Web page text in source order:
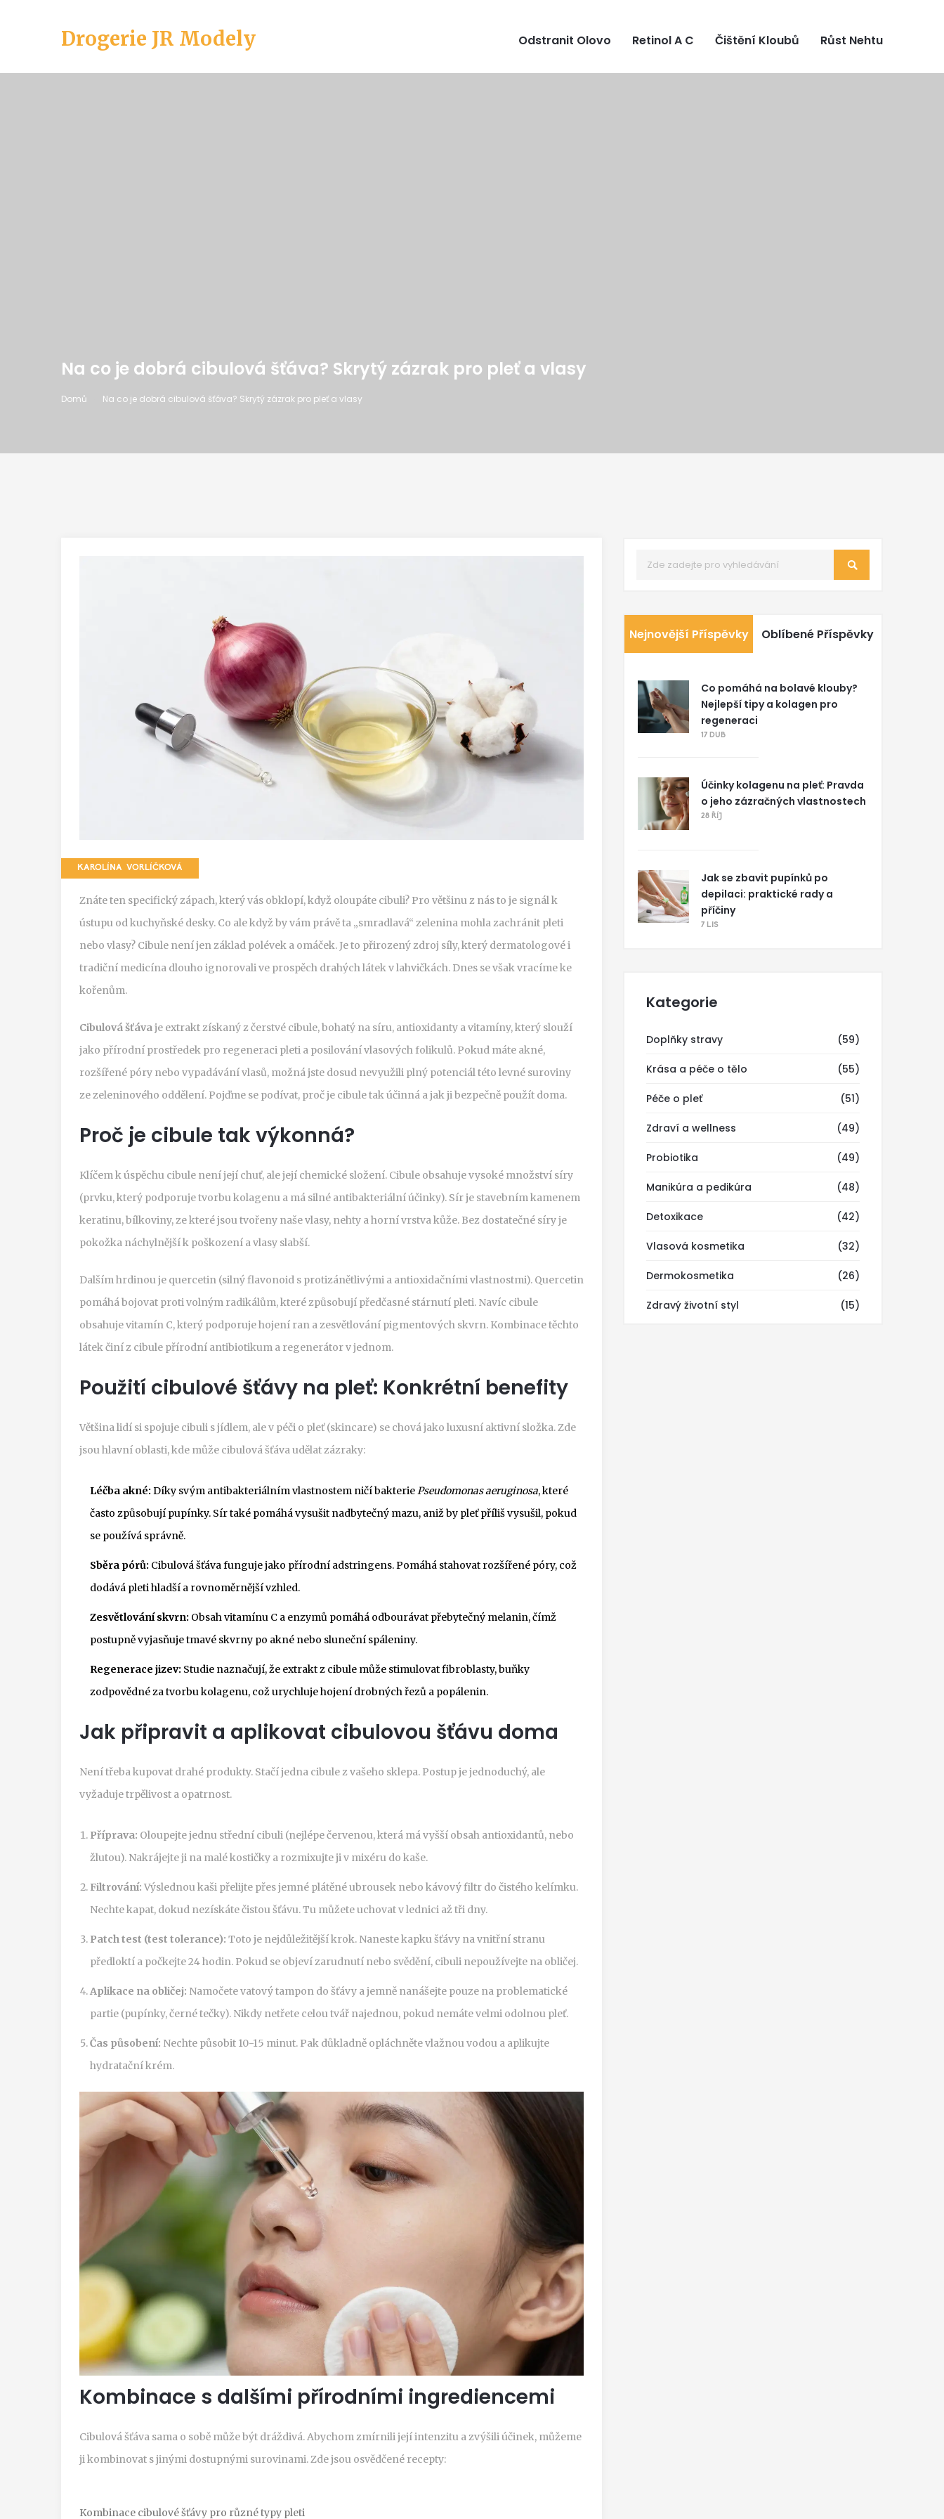
Drogerie JR Modely Odstranit Olovo Retinol A C Čištění Kloubů Růst Nehtu
Na co je dobrá cibulová šťáva? Skrytý zázrak pro pleť a vlasy
Domů Na co je dobrá cibulová šťáva? Skrytý zázrak pro pleť a vlasy
KAROLÍNA VORLÍČKOVÁ
Znáte ten specifický zápach, který vás obklopí, když oloupáte cibuli? Pro většinu z nás to je signál k
ústupu od kuchyňské desky. Co ale když by vám právě ta „smradlavá“ zelenina mohla zachránit pleti
nebo vlasy? Cibule není jen základ polévek a omáček. Je to přirozený zdroj síly, který dermatologové i
tradiční medicína dlouho ignorovali ve prospěch drahých látek v lahvičkách. Dnes se však vracíme ke
kořenům.
Cibulová šťávaje extrakt získaný z čerstvé cibule, bohatý na síru, antioxidanty a vitamíny, který slouží
jako přírodní prostředek pro regeneraci pleti a posilování vlasových folikulů. Pokud máte akné,
rozšířené póry nebo vypadávání vlasů, možná jste dosud nevyužili plný potenciál této levné suroviny
ze zeleninového oddělení. Pojďme se podívat, proč je cibule tak účinná a jak ji bezpečně použít doma.
Proč je cibule tak výkonná?
Klíčem k úspěchu cibule není její chuť, ale její chemické složení. Cibule obsahuje vysoké množství síry
(prvku, který podporuje tvorbu kolagenu a má silné antibakteriální účinky). Sír je stavebním kamenem
keratinu, bílkoviny, ze které jsou tvořeny naše vlasy, nehty a horní vrstva kůže. Bez dostatečné síry je
pokožka náchylnější k poškození a vlasy slabší.
Dalším hrdinou je quercetin (silný flavonoid s protizánětlivými a antioxidačními vlastnostmi). Quercetin
pomáhá bojovat proti volným radikálům, které způsobují předčasné stárnutí pleti. Navíc cibule
obsahuje vitamín C, který podporuje hojení ran a zesvětlování pigmentových skvrn. Kombinace těchto
látek činí z cibule přírodní antibiotikum a regenerátor v jednom.
Použití cibulové šťávy na pleť: Konkrétní benefity
Většina lidí si spojuje cibuli s jídlem, ale v péči o pleť (skincare) se chová jako luxusní aktivní složka. Zde
jsou hlavní oblasti, kde může cibulová šťáva udělat zázraky:
Léčba akné: Díky svým antibakteriálním vlastnostem ničí bakteriePseudomonas aeruginosa, které
často způsobují pupínky. Sír také pomáhá vysušit nadbytečný mazu, aniž by pleť příliš vysušil, pokud
se používá správně.
Sběra pórů: Cibulová šťáva funguje jako přírodní adstringens. Pomáhá stahovat rozšířené póry, což
dodává pleti hladší a rovnoměrnější vzhled.
Zesvětlování skvrn: Obsah vitamínu C a enzymů pomáhá odbourávat přebytečný melanin, čímž
postupně vyjasňuje tmavé skvrny po akné nebo sluneční spáleniny.
Regenerace jizev: Studie naznačují, že extrakt z cibule může stimulovat fibroblasty, buňky
zodpovědné za tvorbu kolagenu, což urychluje hojení drobných řezů a popálenin.
Jak připravit a aplikovat cibulovou šťávu doma
Není třeba kupovat drahé produkty. Stačí jedna cibule z vašeho sklepa. Postup je jednoduchý, ale
vyžaduje trpělivost a opatrnost.
Příprava: Oloupejte jednu střední cibuli (nejlépe červenou, která má vyšší obsah antioxidantů, nebo
žlutou). Nakrájejte ji na malé kostičky a rozmixujte ji v mixéru do kaše.
Filtrování: Výslednou kaši přelijte přes jemné plátěné ubrousek nebo kávový filtr do čistého kelímku.
Nechte kapat, dokud nezískáte čistou šťávu. Tu můžete uchovat v lednici až tři dny.
Patch test (test tolerance): Toto je nejdůležitější krok. Naneste kapku šťávy na vnitřní stranu
předloktí a počkejte 24 hodin. Pokud se objeví zarudnutí nebo svědění, cibuli nepoužívejte na obličej.
Aplikace na obličej: Namočete vatový tampon do šťávy a jemně nanášejte pouze na problematické
partie (pupínky, černé tečky). Nikdy netřete celou tvář najednou, pokud nemáte velmi odolnou pleť.
Čas působení: Nechte působit 10-15 minut. Pak důkladně opláchněte vlažnou vodou a aplikujte
hydratační krém.
Kombinace s dalšími přírodními ingrediencemi
Cibulová šťáva sama o sobě může být dráždivá. Abychom zmírnili její intenzitu a zvýšili účinek, můžeme
ji kombinovat s jinými dostupnými surovinami. Zde jsou osvědčené recepty:
Kombinace cibulové šťávy pro různé typy pleti
Nejnovější Příspěvky Oblíbené Příspěvky
Co pomáhá na bolavé klouby?
Nejlepší tipy a kolagen pro
regeneraci
17 DUB
Účinky kolagenu na pleť: Pravda
o jeho zázračných vlastnostech
28 ŘÍJ
Jak se zbavit pupínků po
depilaci: praktické rady a
příčiny
7 LIS
Kategorie
Doplňky stravy (59)
Krása a péče o tělo (55)
Péče o pleť (51)
Zdraví a wellness (49)
Probiotika (49)
Manikúra a pedikúra (48)
Detoxikace (42)
Vlasová kosmetika (32)
Dermokosmetika (26)
Zdravý životní styl (15)